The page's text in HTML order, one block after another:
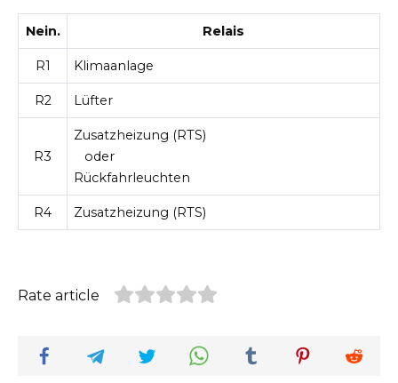
Nein. Relais
R1 Klimaanlage
R2 Lüfter
R3
Zusatzheizung (RTS)
oder
Rückfahrleuchten
R4 Zusatzheizung (RTS)
Rate article